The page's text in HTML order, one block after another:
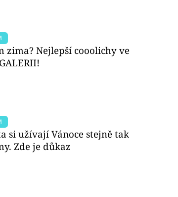
zima? Nejlepší cooolichy ve
si užívají Vánoce stejně tak
Zde je důkaz